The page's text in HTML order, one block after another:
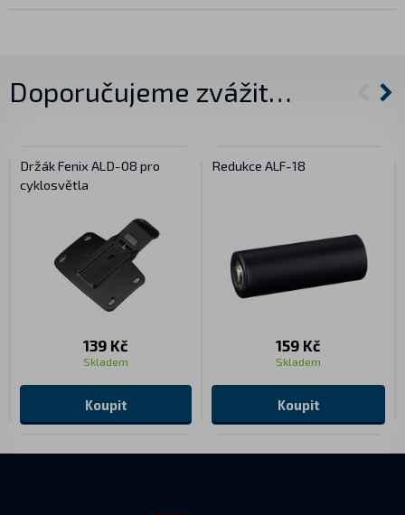
Doporučujeme zvážit…
Držák Fenix ALD-08 pro
cyklosvětla
139 Kč
Skladem
Koupit
Redukce ALF-18
159 Kč
Skladem
Koupit